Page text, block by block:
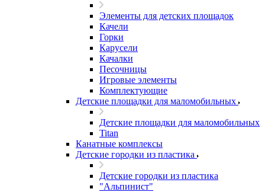
Элементы для детских площадок
Качели
Горки
Карусели
Качалки
Песочницы
Игровые элементы
Комплектующие
Детские площадки для маломобильных
Детские площадки для маломобильных
Titan
Канатные комплексы
Детские городки из пластика
Детские городки из пластика
"Альпинист"